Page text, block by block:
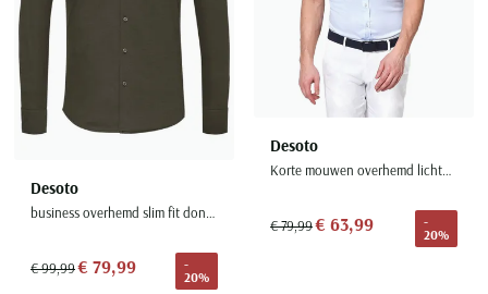
Desoto
business overhemd slim fit donkergroen effen katoen
€ 99,99€ 79,99
-
20%
Desoto
Korte mouwen overhemd lichtblauw business slim fit effen katoen
€ 79,99€ 63,99
-
20%